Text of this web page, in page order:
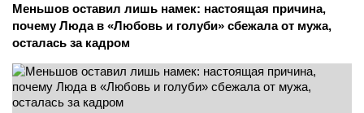
Меньшов оставил лишь намек: настоящая причина,
почему Люда в «Любовь и голуби» сбежала от мужа,
осталась за кадром